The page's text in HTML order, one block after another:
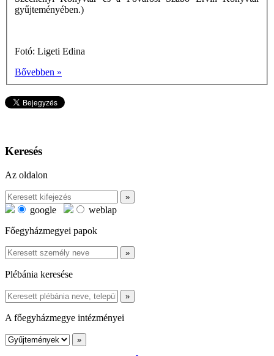
gyűjteményében.)
Fotó: Ligeti Edina
Bővebben »
Keresés
Az oldalon
google
weblap
Főegyházmegyei papok
Plébánia keresése
A főegyházmegye intézményei